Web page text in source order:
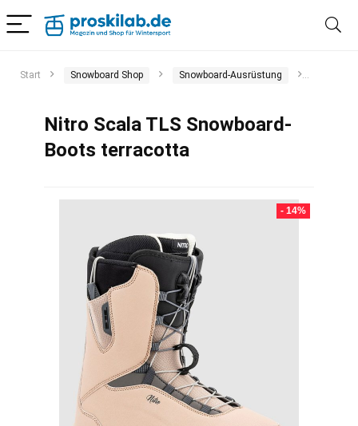
Start Snowboard Shop Snowboard-Ausrüstung
Nitro Scala TLS Snowboard-
Boots terracotta
- 14%